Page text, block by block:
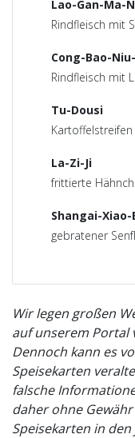
Lao-Gan-Ma-
Rindfleisch mit
Cong-Bao-
Rindfleisch mit
Tu-Dousi
La-Zi-Ji
frittierte
Shangai-Xiao-
gebratener
Wir legen großen
auf unserem Portal
Dennoch kann es
Speisekarten
falsche
daher ohne
Speisekarten in